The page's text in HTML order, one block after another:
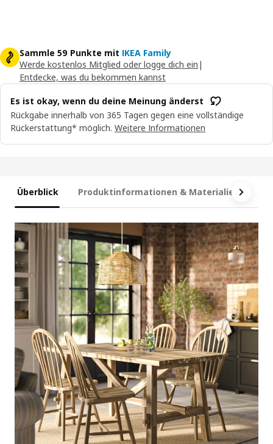
Sammle 59 Punkte mit IKEA Family
Werde kostenlos Mitglied oder logge dich ein |
Entdecke, was du bekommen kannst
Es ist okay, wenn du deine Meinung änderst
Rückgabe innerhalb von 365 Tagen gegen eine vollständige
Rückerstattung* möglich. Weitere Informationen
Überblick Produktinformationen & Materialien